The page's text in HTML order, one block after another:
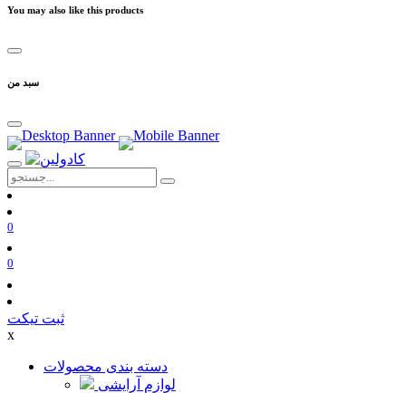
You may also like this products
سبد من
0
0
ثبت تیکت
x
دسته بندی محصولات
لوازم آرایشی